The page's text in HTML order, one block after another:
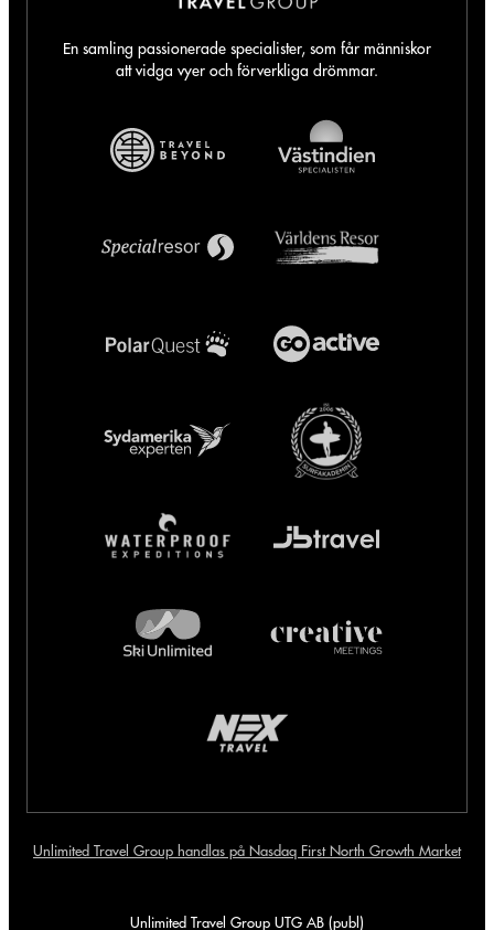
En samling passionerade specialister, som får människor
att vidga vyer och förverkliga drömmar.
Unlimited Travel Group handlas på Nasdaq First North Growth Market
Unlimited Travel Group UTG AB (publ)